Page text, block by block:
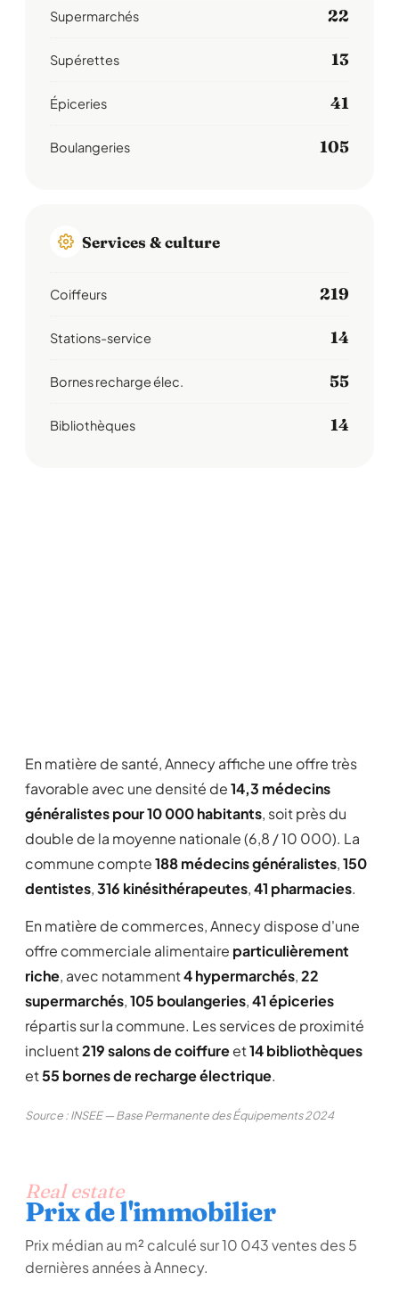
Supermarchés 22
Supérettes 13
Épiceries 41
Boulangeries 105
Services & culture
Coiffeurs 219
Stations-service 14
Bornes recharge élec. 55
Bibliothèques 14
En matière de santé, Annecy affiche une offre très
favorable avec une densité de14,3 médecins
généralistes pour 10 000 habitants, soit près du
double de la moyenne nationale (6,8 / 10 000). La
commune compte188 médecins généralistes,150
dentistes,316 kinésithérapeutes,41 pharmacies.
En matière de commerces, Annecy dispose d'une
offre commerciale alimentaire particulièrement
riche, avec notamment4 hypermarchés,22
supermarchés,105 boulangeries,41 épiceries
répartis sur la commune. Les services de proximité
incluent219 salons de coiffureet14 bibliothèques
et55 bornes de recharge électrique.
Source : INSEE — Base Permanente des Équipements 2024
Real estate
Prix de l'immobilier
Prix médian au m² calculé sur 10 043 ventes des 5
dernières années à Annecy.